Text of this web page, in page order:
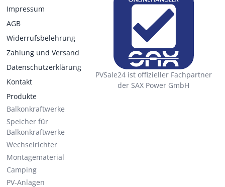
Impressum
AGB
Widerrufsbelehrung
Zahlung und Versand
Datenschutzerklärung
Kontakt
Produkte
Balkonkraftwerke
Speicher für
Balkonkraftwerke
Wechselrichter
Montagematerial
Camping
PV-Anlagen
PVSale24 ist offizieller Fachpartner
der SAX Power GmbH